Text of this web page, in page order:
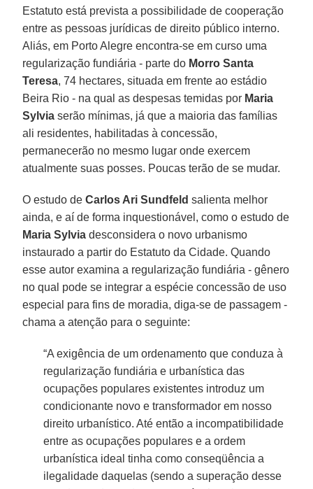
Estatuto está prevista a possibilidade de cooperação
entre as pessoas jurídicas de direito público interno.
Aliás, em Porto Alegre encontra-se em curso uma
regularização fundiária - parte do Morro Santa
Teresa, 74 hectares, situada em frente ao estádio
Beira Rio - na qual as despesas temidas por Maria
Sylvia serão mínimas, já que a maioria das famílias
ali residentes, habilitadas à concessão,
permanecerão no mesmo lugar onde exercem
atualmente suas posses. Poucas terão de se mudar.
O estudo deCarlos Ari Sundfeld salienta melhor
ainda, e aí de forma inquestionável, como o estudo de
Maria Sylvia desconsidera o novo urbanismo
instaurado a partir do Estatuto da Cidade. Quando
esse autor examina a regularização fundiária - gênero
no qual pode se integrar a espécie concessão de uso
especial para fins de moradia, diga-se de passagem -
chama a atenção para o seguinte:
“A exigência de um ordenamento que conduza à
regularização fundiária e urbanística das
ocupações populares existentes introduz um
condicionante novo e transformador em nosso
direito urbanístico. Até então a incompatibilidade
entre as ocupações populares e a ordem
urbanística ideal tinha como conseqüência a
ilegalidade daquelas (sendo a superação desse